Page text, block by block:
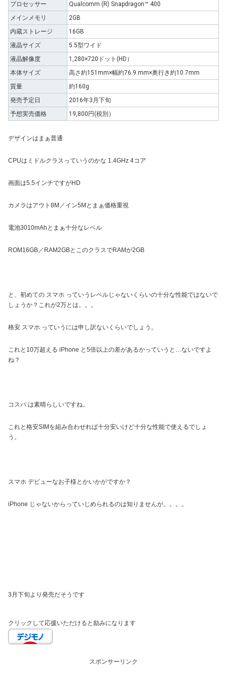
プロセッサー
Qualcomm (R) Snapdragon™ 400
メインメモリ
2GB
内蔵ストレージ
16GB
液晶サイズ
5.5型ワイド
液晶解像度
1,280×720ドット(HD）
本体サイズ
高さ約151mm×幅約76.9.mm×奥行き約10.7mm
質量
約160g
発売予定日
2016年3月下旬
予想実売価格
19,800円(税別）
デザインはまぁ普通
CPUはミドルクラスっていうのかな 1.4GHz 4コア
画面は5.5インチですがHD
カメラはアウト8M／イン5Mとまぁ価格重視
電池3010mAhとまぁ十分なレベル
ROM16GB／RAM2GBとこのクラスでRAMが2GB
と、初めての スマホ っていうレベルじゃないくらいの十分な性能ではないで
しょうか？これが2万とは。。。
格安 スマホ っていうには申し訳ないくらいでしょう。
これと10万超える iPhone と5倍以上の差があるかっていうと…ないですよ
ね？
コスパ は素晴らしいですね。
これと格安SIMを組み合わせれば十分安いけど十分な性能で使えるでしょ
う。
スマホ デビューなお子様とかいかがですか？
iPhone じゃないからっていじめられるのは知りませんが。。。。
3月下旬より発売だそうです
クリックして応援いただけると励みになります
スポンサーリンク